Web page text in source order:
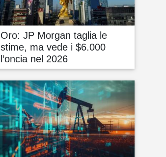
Oro: JP Morgan taglia le
stime, ma vede i $6.000
l’oncia nel 2026